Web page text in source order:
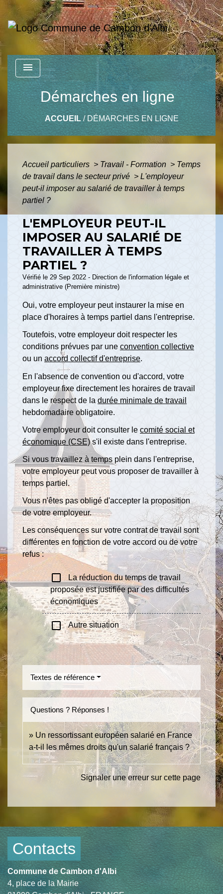
menu
Démarches en ligne
ACCUEIL/ DÉMARCHES EN LIGNE
Accueil particuliers > Travail - Formation > Temps
de travail dans le secteur privé > L'employeur
peut-il imposer au salarié de travailler à temps
partiel ?
L'EMPLOYEUR PEUT-IL
IMPOSER AU SALARIÉ DE
TRAVAILLER À TEMPS
PARTIEL ?
Vérifié le 29 Sep 2022 - Direction de l'information légale et
administrative (Première ministre)
Oui, votre employeur peut instaurer la mise en
place d'horaires à temps partiel dans l'entreprise.
Toutefois, votre employeur doit respecter les
conditions prévues par une convention collective
ou un accord collectif d'entreprise.
En l'absence de convention ou d'accord, votre
employeur fixe directement les horaires de travail
dans le respect de la durée minimale de travail
hebdomadaire obligatoire.
Votre employeur doit consulter le comité social et
économique (CSE)s'il existe dans l'entreprise.
Si vous travaillez à temps plein dans l'entreprise,
votre employeur peut vous proposer de travailler à
temps partiel.
Vous n'êtes pas obligé d'accepter la proposition
de votre employeur.
Les conséquences sur votre contrat de travail sont
différentes en fonction de votre accord ou de votre
refus :
check_box_outline_blank
La réduction du temps de travail
proposée est justifiée par des difficultés
économiques
check_box_outline_blank Autre situation
Textes de référence
Questions ? Réponses !
Un ressortissant européen salarié en France
a-t-il les mêmes droits qu'un salarié français ?
Signaler une erreur sur cette page
Contacts
Commune de Cambon d'Albi
4, place de la Mairie